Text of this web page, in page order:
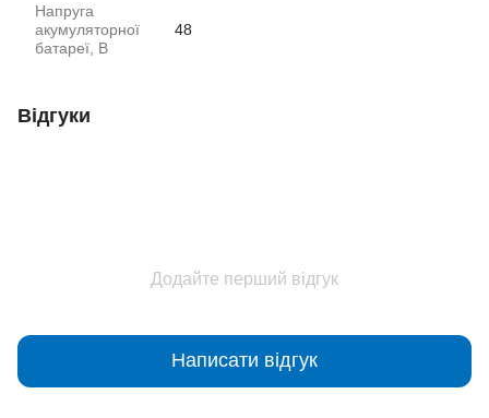
Напруга
акумуляторної
батареї, В
48
Відгуки
Додайте перший відгук
Написати відгук